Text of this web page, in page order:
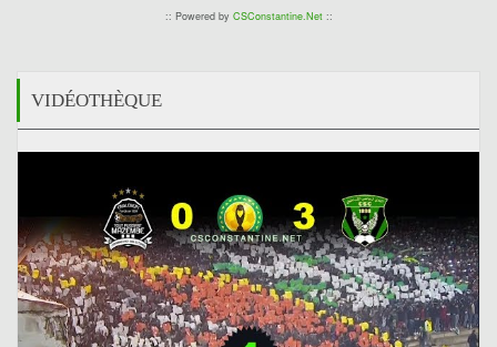
:: Powered by CSConstantine.Net::
VIDÉOTHÈQUE